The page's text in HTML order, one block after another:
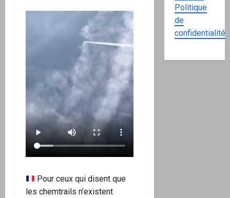
Pour ceux qui disent que
les chemtrails n’existent
Politique
de
confidentialité